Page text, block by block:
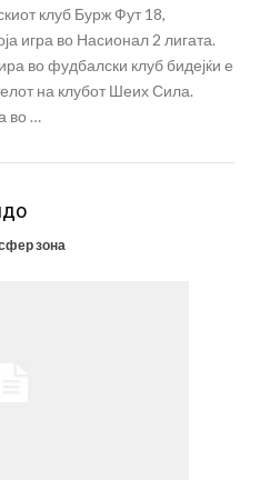
клуб Бурж Фут 18,
игра во Насионал 2 лигата.
во фудбалски клуб бидејќи е
на клубот Шеих Сила.
во …
зона